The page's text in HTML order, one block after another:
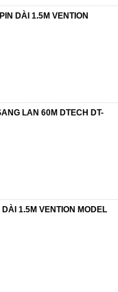
DÀI 1.5M VENTION
LAN 60M DTECH DT-
1.5M VENTION MODEL